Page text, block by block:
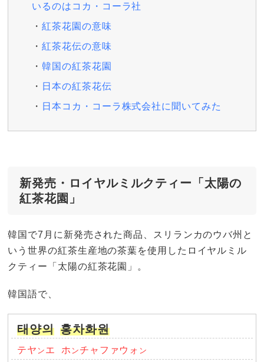
いるのはコカ・コーラ社
紅茶花園の意味
紅茶花伝の意味
韓国の紅茶花園
日本の紅茶花伝
日本コカ・コーラ株式会社に聞いてみた
新発売・ロイヤルミルクティー「太陽の
紅茶花園」
韓国で7月に新発売された商品、スリランカのウバ州と
いう世界の紅茶生産地の茶葉を使用したロイヤルミル
クティー「太陽の紅茶花園」。
韓国語で、
태양의 홍차화원
テヤ ン エ ホ ンチャファウォ ン